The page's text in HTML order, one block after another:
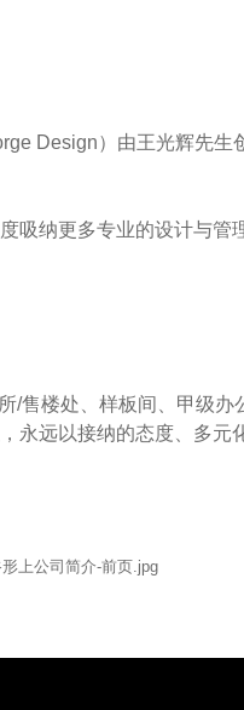
Design）由王光辉先
吸纳更多专业的设计与管
/售楼处、样板间、甲级
永远以接纳的态度、多元